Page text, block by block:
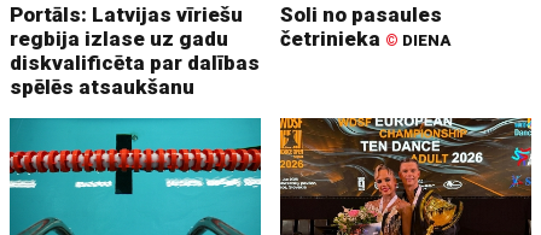
Portāls: Latvijas vīriešu
regbija izlase uz gadu
diskvalificēta par dalības
spēlēs atsaukšanu
Soli no pasaules
četrinieka © DIENA